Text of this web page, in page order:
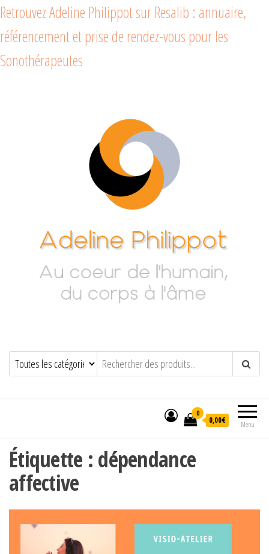
Retrouvez Adeline Philippot sur Resalib : annuaire,
référencement et prise de rendez-vous pour les
Sonothérapeutes
Adeline Philippot Au cœur de l'humain, du corps à l'âme
Menu
0
0,00€
Étiquette : dépendance
affective